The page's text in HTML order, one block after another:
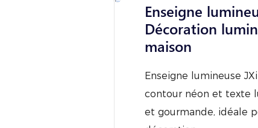
Enseigne
Décoration
maison
Enseigne lumineuse
contour néon et texte
et gourmande, idéale